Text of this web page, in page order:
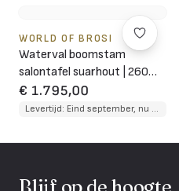
WORLD OF BROSI
Waterval boomstam
salontafel suarhout | 260
cm
€ 1.795,00
Levertijd: Eind september, nu te reserveren